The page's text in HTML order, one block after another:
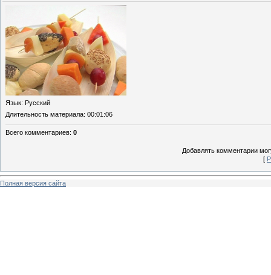
Язык: Русский
Длительность материала: 00:01:06
Всего комментариев: 0
Добавлять комментарии
[
Полная версия сайта